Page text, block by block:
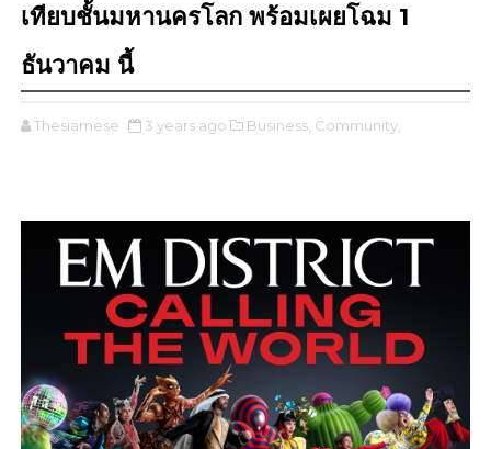
เทียบชั้นมหานครโลก พร้อมเผยโฉม 1
ธันวาคม นี้
Thesiamese 3 years ago Business, Community,